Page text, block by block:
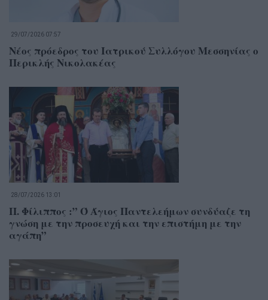
29/07/2026 07:57
Νέος πρόεδρος του Ιατρικού Συλλόγου Μεσσηνίας ο
Περικλής Νικολακέας
28/07/2026 13:01
Π. Φίλιππος :” Ό Άγιος Παντελεήμων συνδύαζε τη
γνώση με την προσευχή και την επιστήμη με την
αγάπη”